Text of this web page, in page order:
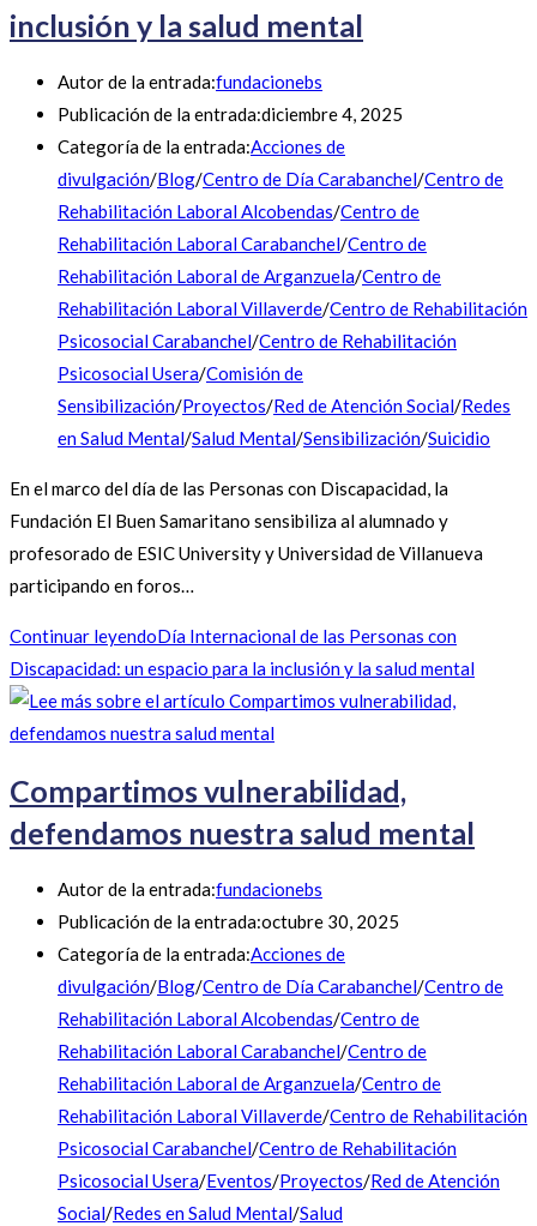
inclusión y la salud mental
Autor de la entrada:fundacionebs
Publicación de la entrada:diciembre 4, 2025
Categoría de la entrada:Acciones de
divulgación/Blog/Centro de Día Carabanchel/Centro de
Rehabilitación Laboral Alcobendas/Centro de
Rehabilitación Laboral Carabanchel/Centro de
Rehabilitación Laboral de Arganzuela/Centro de
Rehabilitación Laboral Villaverde/Centro de Rehabilitación
Psicosocial Carabanchel/Centro de Rehabilitación
Psicosocial Usera/Comisión de
Sensibilización/Proyectos/Red de Atención Social/Redes
en Salud Mental/Salud Mental/Sensibilización/Suicidio
En el marco del día de las Personas con Discapacidad, la
Fundación El Buen Samaritano sensibiliza al alumnado y
profesorado de ESIC University y Universidad de Villanueva
participando en foros…
Continuar leyendoDía Internacional de las Personas con
Discapacidad: un espacio para la inclusión y la salud mental
Compartimos vulnerabilidad,
defendamos nuestra salud mental
Autor de la entrada:fundacionebs
Publicación de la entrada:octubre 30, 2025
Categoría de la entrada:Acciones de
divulgación/Blog/Centro de Día Carabanchel/Centro de
Rehabilitación Laboral Alcobendas/Centro de
Rehabilitación Laboral Carabanchel/Centro de
Rehabilitación Laboral de Arganzuela/Centro de
Rehabilitación Laboral Villaverde/Centro de Rehabilitación
Psicosocial Carabanchel/Centro de Rehabilitación
Psicosocial Usera/Eventos/Proyectos/Red de Atención
Social/Redes en Salud Mental/Salud